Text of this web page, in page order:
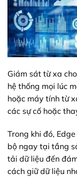
Giám sát từ xa
hệ thống mọi lúc
hoặc máy tính từ
các sự cố hoặc
Trong khi đó,
bộ ngay tại tầng
tải dữ liệu đến
cách giữ dữ liệu